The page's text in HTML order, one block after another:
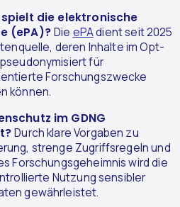
spielt die elektronische
(ePA)?Die ePAdient seit 2025
deren Inhalte im Opt-
für
Forschungszwecke
können.
im GDNG
Durch klare Vorgaben zu
strenge Zugriffsregeln und
Forschungsgeheimnis wird die
Nutzung sensibler
gewährleistet.